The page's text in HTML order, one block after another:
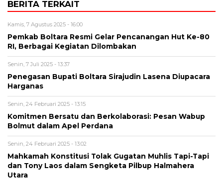
BERITA TERKAIT
Kamis, 7 Agustus 2025 - 16:00
Pemkab Boltara Resmi Gelar Pencanangan Hut Ke-80
RI, Berbagai Kegiatan Dilombakan
Senin, 7 Juli 2025 - 13:37
Penegasan Bupati Boltara Sirajudin Lasena Diupacara
Harganas
Senin, 24 Februari 2025 - 13:15
Komitmen Bersatu dan Berkolaborasi: Pesan Wabup
Bolmut dalam Apel Perdana
Senin, 24 Februari 2025 - 13:02
Mahkamah Konstitusi Tolak Gugatan Muhlis Tapi-Tapi
dan Tony Laos dalam Sengketa Pilbup Halmahera
Utara